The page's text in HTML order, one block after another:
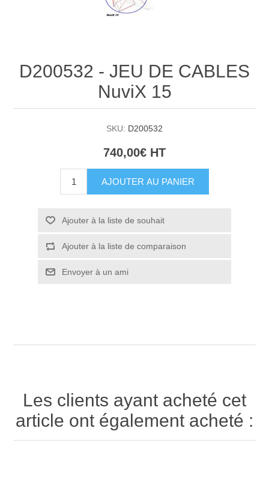
D200532 - JEU DE CABLES
NuviX 15
SKU: D200532
740,00€ HT
AJOUTER AU PANIER
Ajouter à la liste de souhait
Ajouter à la liste de comparaison
Envoyer à un ami
Les clients ayant acheté cet
article ont également acheté :